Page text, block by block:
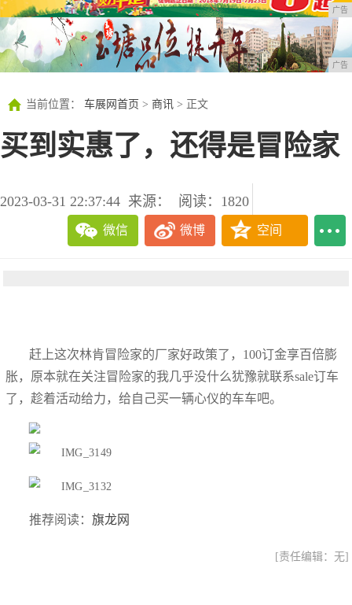
广告
广告
当前位置： 车展网首页 > 商讯 > 正文
买到实惠了，还得是冒险家
2023-03-31 22:37:44 来源： 阅读：1820
微信 微博 空间
赶上这次林肯冒险家的厂家好政策了，100订金享百倍膨
胀，原本就在关注冒险家的我几乎没什么犹豫就联系sale订车
了，趁着活动给力，给自己买一辆心仪的车车吧。
推荐阅读：旗龙网
[责任编辑：无]